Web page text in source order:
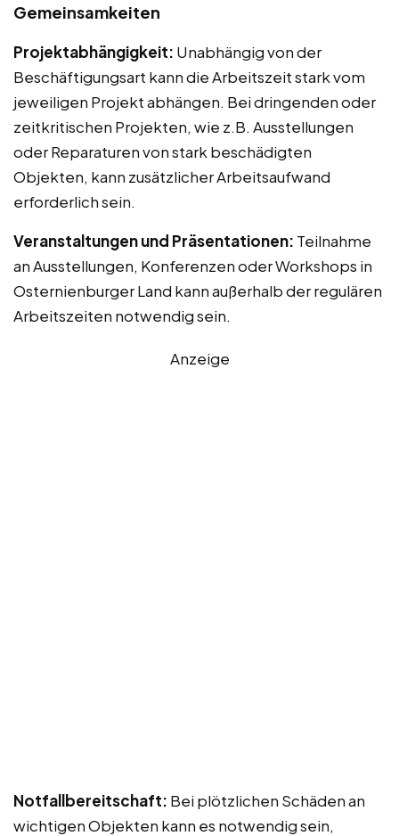
Gemeinsamkeiten
Projektabhängigkeit: Unabhängig von der
Beschäftigungsart kann die Arbeitszeit stark vom
jeweiligen Projekt abhängen. Bei dringenden oder
zeitkritischen Projekten, wie z.B. Ausstellungen
oder Reparaturen von stark beschädigten
Objekten, kann zusätzlicher Arbeitsaufwand
erforderlich sein.
Veranstaltungen und Präsentationen: Teilnahme
an Ausstellungen, Konferenzen oder Workshops in
Osternienburger Land kann außerhalb der regulären
Arbeitszeiten notwendig sein.
Anzeige
Notfallbereitschaft: Bei plötzlichen Schäden an
wichtigen Objekten kann es notwendig sein,